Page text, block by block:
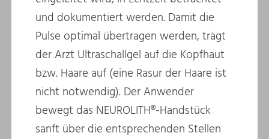
und dokumentiert werden. Damit die
Pulse optimal übertragen werden, trägt
der Arzt Ultraschallgel auf die Kopfhaut
bzw. Haare auf (eine Rasur der Haare ist
nicht notwendig). Der Anwender
bewegt das NEUROLITH®-Handstück
sanft über die entsprechenden Stellen